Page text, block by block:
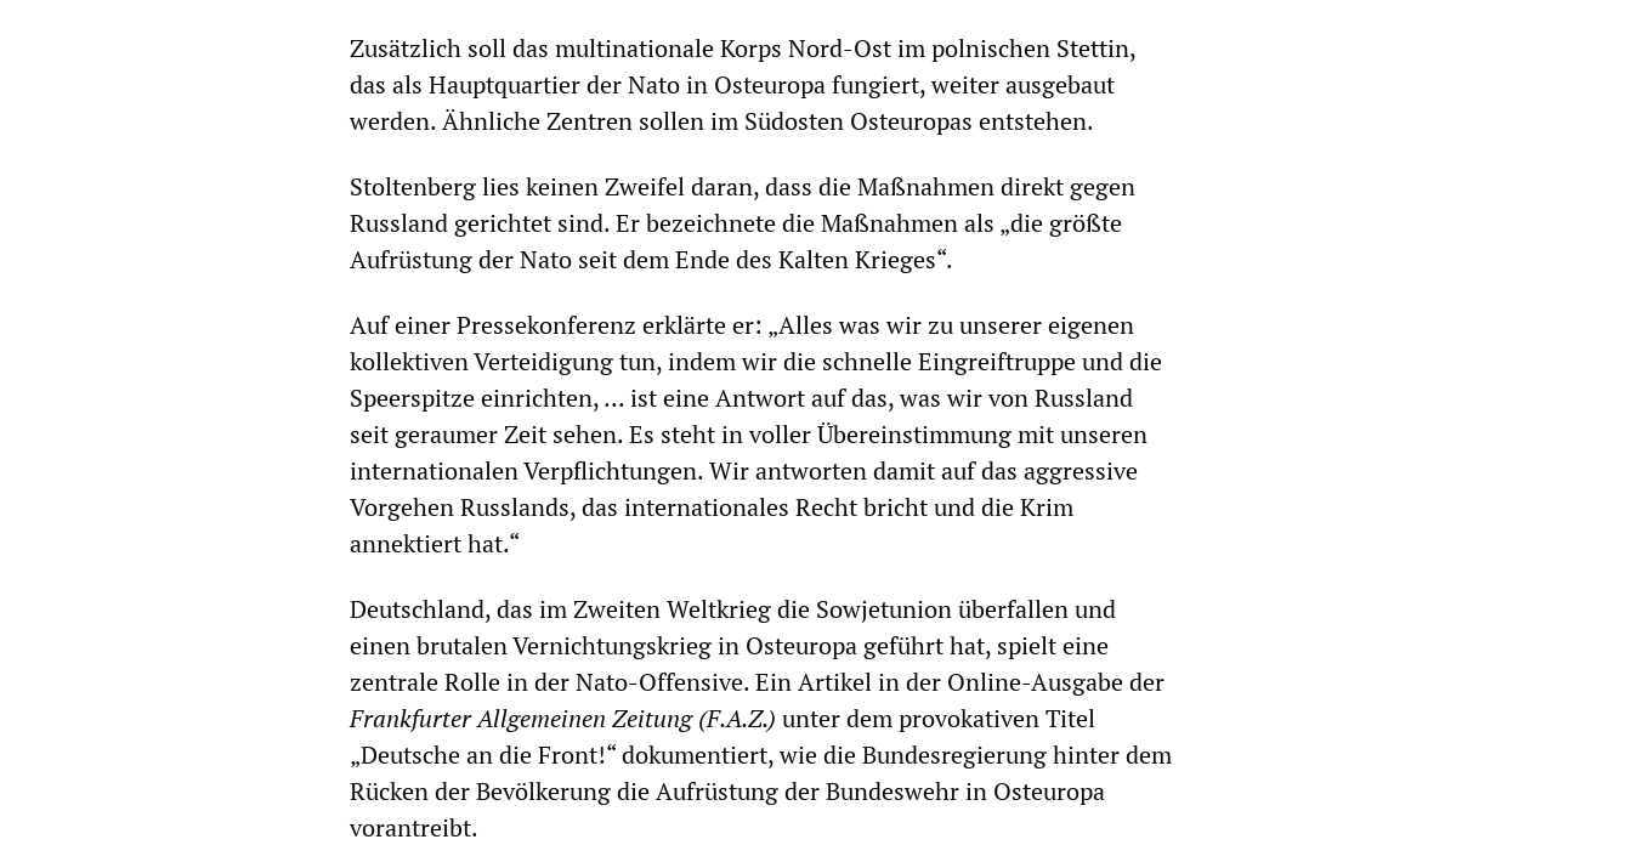
Zusätzlich soll das multinationale Korps Nord-Ost im polnischen Stettin,
das als Hauptquartier der Nato in Osteuropa fungiert, weiter ausgebaut
werden. Ähnliche Zentren sollen im Südosten Osteuropas entstehen.
Stoltenberg lies keinen Zweifel daran, dass die Maßnahmen direkt gegen
Russland gerichtet sind. Er bezeichnete die Maßnahmen als „die größte
Aufrüstung der Nato seit dem Ende des Kalten Krieges“.
Auf einer Pressekonferenz erklärte er: „Alles was wir zu unserer eigenen
kollektiven Verteidigung tun, indem wir die schnelle Eingreiftruppe und die
Speerspitze einrichten, ... ist eine Antwort auf das, was wir von Russland
seit geraumer Zeit sehen. Es steht in voller Übereinstimmung mit unseren
internationalen Verpflichtungen. Wir antworten damit auf das aggressive
Vorgehen Russlands, das internationales Recht bricht und die Krim
annektiert hat.“
Deutschland, das im Zweiten Weltkrieg die Sowjetunion überfallen und
einen brutalen Vernichtungskrieg in Osteuropa geführt hat, spielt eine
zentrale Rolle in der Nato-Offensive. Ein Artikel in der Online-Ausgabe der
Frankfurter Allgemeinen Zeitung (F.A.Z.) unter dem provokativen Titel
„Deutsche an die Front!“ dokumentiert, wie die Bundesregierung hinter dem
Rücken der Bevölkerung die Aufrüstung der Bundeswehr in Osteuropa
vorantreibt.